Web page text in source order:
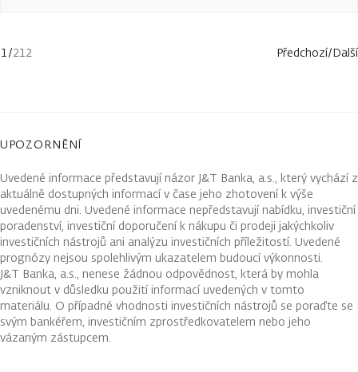
1/212 Předchozí/Další
UPOZORNĚNÍ
Uvedené informace představují názor J&T Banka, a.s., který vychází z
aktuálně dostupných informací v čase jeho zhotovení k výše
uvedenému dni. Uvedené informace nepředstavují nabídku, investiční
poradenství, investiční doporučení k nákupu či prodeji jakýchkoliv
investičních nástrojů ani analýzu investičních příležitostí. Uvedené
prognózy nejsou spolehlivým ukazatelem budoucí výkonnosti.
J&T Banka, a.s., nenese žádnou odpovědnost, která by mohla
vzniknout v důsledku použití informací uvedených v tomto
materiálu. O případné vhodnosti investičních nástrojů se poraďte se
svým bankéřem, investičním zprostředkovatelem nebo jeho
vázaným zástupcem.